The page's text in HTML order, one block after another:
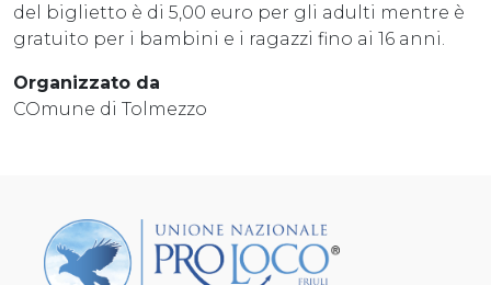
del biglietto è di 5,00 euro per gli adulti mentre è
gratuito per i bambini e i ragazzi fino ai 16 anni.
Organizzato da
COmune di Tolmezzo